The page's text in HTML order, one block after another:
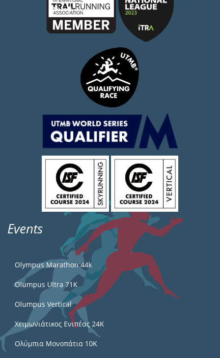
Events
Olympus Marathon 44k
Olumpus Ultra 71K
Olumpus Vertical
Χειμωνιάτικος Ενιπέας 24Κ
Ολύμπια Μονοπάτια 10Κ